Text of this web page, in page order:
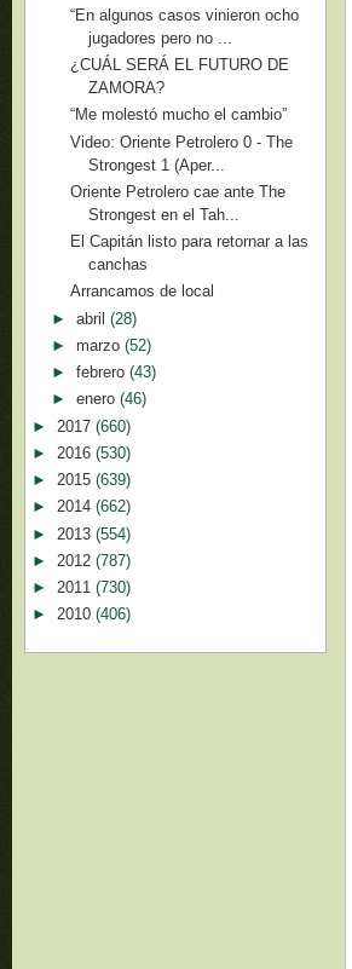
“En algunos casos vinieron ocho
jugadores pero no ...
¿CUÁL SERÁ EL FUTURO DE
ZAMORA?
“Me molestó mucho el cambio”
Video: Oriente Petrolero 0 - The
Strongest 1 (Aper...
Oriente Petrolero cae ante The
Strongest en el Tah...
El Capitán listo para retornar a las
canchas
Arrancamos de local
► abril (28)
► marzo (52)
► febrero (43)
► enero (46)
► 2017 (660)
► 2016 (530)
► 2015 (639)
► 2014 (662)
► 2013 (554)
► 2012 (787)
► 2011 (730)
► 2010 (406)